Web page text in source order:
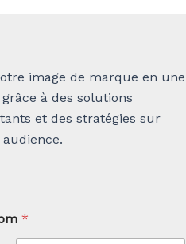
image de marque en une
à des solutions
et des stratégies sur
u
N
*